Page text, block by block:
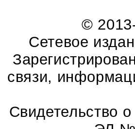
©
Сетевое
связи,
Свидетельство